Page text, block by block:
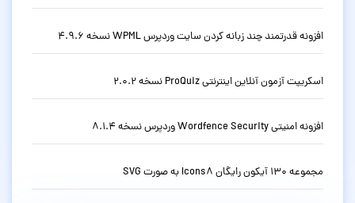
افزونه قدرتمند چند زبانه کردن سایت وردپرس WPML نسخه 4.9.6
اسکریپت آزمون آنلاین اینترنتی ProQuiz نسخه 2.0.2
افزونه امنیتی Wordfence Security وردپرس نسخه 8.1.4
مجموعه 130 آیکون رایگان Icons8 به صورت SVG